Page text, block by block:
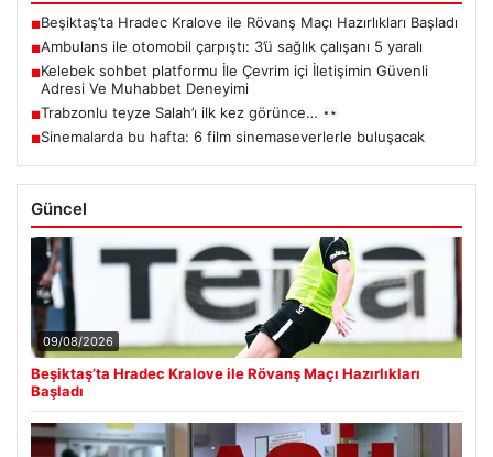
■Beşiktaş’ta Hradec Kralove ile Rövanş Maçı Hazırlıkları Başladı
■Ambulans ile otomobil çarpıştı: 3’ü sağlık çalışanı 5 yaralı
■Kelebek sohbet platformu İle Çevrim içi İletişimin Güvenli
Adresi Ve Muhabbet Deneyimi
■Trabzonlu teyze Salah’ı ilk kez görünce…
■Sinemalarda bu hafta: 6 film sinemaseverlerle buluşacak
Güncel
09/08/2026
Beşiktaş’ta Hradec Kralove ile Rövanş Maçı Hazırlıkları
Başladı